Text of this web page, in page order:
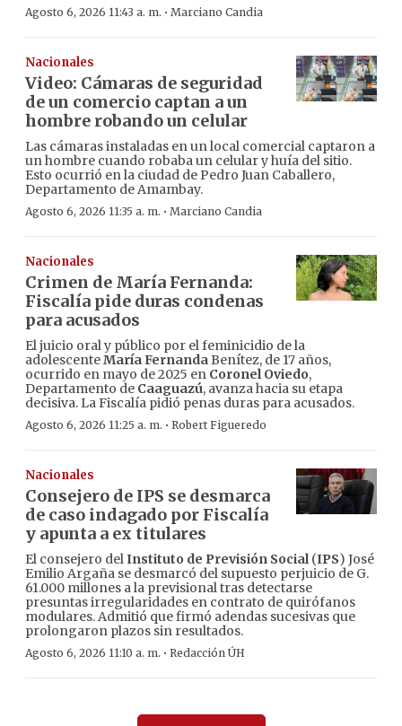
Agosto 6, 2026 11:43 a. m. · Marciano Candia
Nacionales
Video: Cámaras de seguridad
de un comercio captan a un
hombre robando un celular
Las cámaras instaladas en un local comercial captaron a
un hombre cuando robaba un celular y huía del sitio.
Esto ocurrió en la ciudad de Pedro Juan Caballero,
Departamento de Amambay.
Agosto 6, 2026 11:35 a. m. · Marciano Candia
Nacionales
Crimen de María Fernanda:
Fiscalía pide duras condenas
para acusados
El juicio oral y público por el feminicidio de la
adolescenteMaría FernandaBenítez, de 17 años,
ocurrido en mayo de 2025 en Coronel Oviedo,
Departamento de Caaguazú, avanza hacia su etapa
decisiva. La Fiscalía pidió penas duras para acusados.
Agosto 6, 2026 11:25 a. m. · Robert Figueredo
Nacionales
Consejero de IPS se desmarca
de caso indagado por Fiscalía
y apunta a ex titulares
El consejero delInstituto de Previsión Social(IPS) José
Emilio Argaña se desmarcó del supuesto perjuicio de G.
61.000 millones a la previsional tras detectarse
presuntas irregularidades en contrato de quirófanos
modulares. Admitió que firmó adendas sucesivas que
prolongaron plazos sin resultados.
Agosto 6, 2026 11:10 a. m. · Redacción ÚH